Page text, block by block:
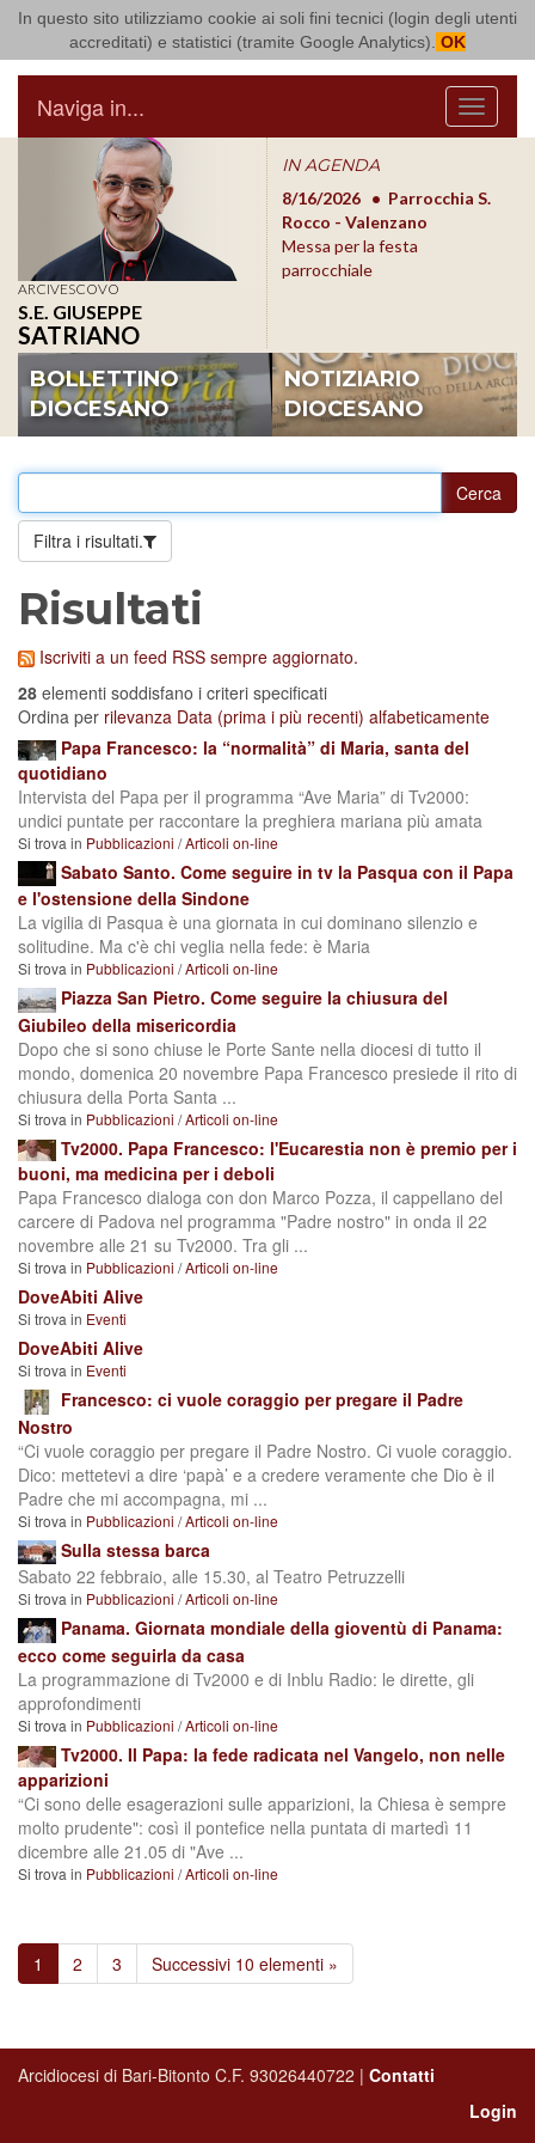
In questo sito utilizziamo cookie ai soli fini tecnici (login degli utenti
accreditati) e statistici (tramite Google Analytics). OK
Arcidiocesi di Bari Bitonto
Menu
Naviga in...
ARCIVESCOVO
S.E. GIUSEPPE
SATRIANO
IN AGENDA
8/17/2026
Conversano
Conferenza Episcopale
Pugliese
8/16/2026
Parrocchia S.
Rocco - Valenzano
Messa per la festa
parrocchiale
BOLLETTINO
DIOCESANO
NOTIZIARIO
DIOCESANO
Filtra i risultati.
Risultati
Iscriviti a un feed RSS sempre aggiornato.
28 elementi soddisfano i criteri specificati
Ordina per rilevanza Data (prima i più recenti) alfabeticamente
Papa Francesco: la “normalità” di Maria, santa del
quotidiano
Intervista del Papa per il programma “Ave Maria” di Tv2000:
undici puntate per raccontare la preghiera mariana più amata
Si trova in Pubblicazioni /Articoli on-line
Sabato Santo. Come seguire in tv la Pasqua con il Papa
e l'ostensione della Sindone
La vigilia di Pasqua è una giornata in cui dominano silenzio e
solitudine. Ma c'è chi veglia nella fede: è Maria
Si trova in Pubblicazioni /Articoli on-line
Piazza San Pietro. Come seguire la chiusura del
Giubileo della misericordia
Dopo che si sono chiuse le Porte Sante nella diocesi di tutto il
mondo, domenica 20 novembre Papa Francesco presiede il rito di
chiusura della Porta Santa ...
Si trova in Pubblicazioni /Articoli on-line
Tv2000. Papa Francesco: l'Eucarestia non è premio per i
buoni, ma medicina per i deboli
Papa Francesco dialoga con don Marco Pozza, il cappellano del
carcere di Padova nel programma "Padre nostro" in onda il 22
novembre alle 21 su Tv2000. Tra gli ...
Si trova in Pubblicazioni /Articoli on-line
DoveAbiti Alive
Si trova in Eventi
DoveAbiti Alive
Si trova in Eventi
Francesco: ci vuole coraggio per pregare il Padre
Nostro
“Ci vuole coraggio per pregare il Padre Nostro. Ci vuole coraggio.
Dico: mettetevi a dire ‘papà’ e a credere veramente che Dio è il
Padre che mi accompagna, mi ...
Si trova in Pubblicazioni /Articoli on-line
Sulla stessa barca
Sabato 22 febbraio, alle 15.30, al Teatro Petruzzelli
Si trova in Pubblicazioni /Articoli on-line
Panama. Giornata mondiale della gioventù di Panama:
ecco come seguirla da casa
La programmazione di Tv2000 e di Inblu Radio: le dirette, gli
approfondimenti
Si trova in Pubblicazioni /Articoli on-line
Tv2000. Il Papa: la fede radicata nel Vangelo, non nelle
apparizioni
“Ci sono delle esagerazioni sulle apparizioni, la Chiesa è sempre
molto prudente": così il pontefice nella puntata di martedì 11
dicembre alle 21.05 di "Ave ...
Si trova in Pubblicazioni /Articoli on-line
1 2 3 Successivi 10 elementi »
Arcidiocesi di Bari-Bitonto C.F. 93026440722 | Contatti
Login